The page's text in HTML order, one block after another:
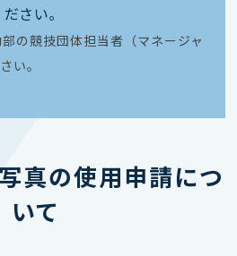
さい｡
の競技団体担当者（マネージャ
い。
真の使用申請につ
いて